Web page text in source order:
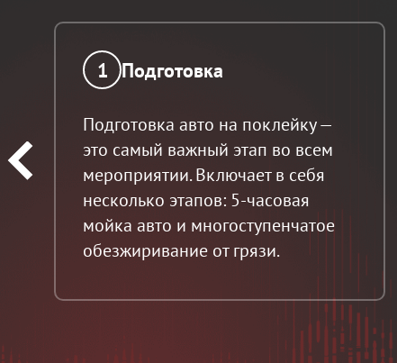
1 Подготовка
Подготовка авто на поклейку —
это самый важный этап во всем
мероприятии. Включает в себя
несколько этапов: 5-часовая
мойка авто и многоступенчатое
обезжиривание от грязи.